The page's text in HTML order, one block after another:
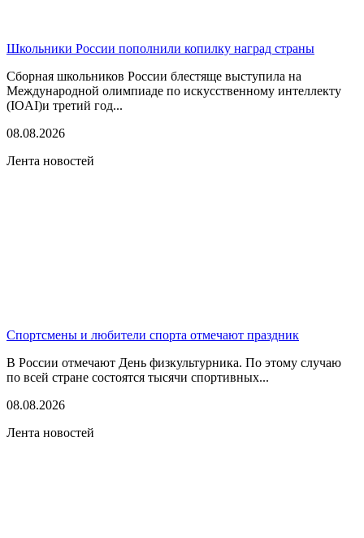
Школьники России пополнили копилку наград страны
Сборная школьников России блестяще выступила на
Международной олимпиаде по искусственному интеллекту
(IOAI)и третий год...
08.08.2026
Лента новостей
Спортсмены и любители спорта отмечают праздник
В России отмечают День физкультурника. По этому случаю
по всей стране состоятся тысячи спортивных...
08.08.2026
Лента новостей